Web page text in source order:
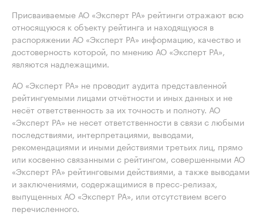
Присваиваемые АО «Эксперт РА» рейтинги отражают всю
относящуюся к объекту рейтинга и находящуюся в
распоряжении АО «Эксперт РА» информацию, качество и
достоверность которой, по мнению АО «Эксперт РА»,
являются надлежащими.
АО «Эксперт РА» не проводит аудита представленной
рейтингуемыми лицами отчётности и иных данных и не
несёт ответственность за их точность и полноту. АО
«Эксперт РА» не несет ответственности в связи с любыми
последствиями, интерпретациями, выводами,
рекомендациями и иными действиями третьих лиц, прямо
или косвенно связанными с рейтингом, совершенными АО
«Эксперт РА» рейтинговыми действиями, а также выводами
и заключениями, содержащимися в пресс-релизах,
выпущенных АО «Эксперт РА», или отсутствием всего
перечисленного.